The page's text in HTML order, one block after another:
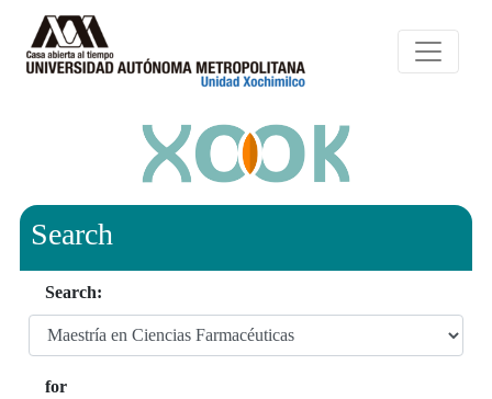
Search
Search:
for